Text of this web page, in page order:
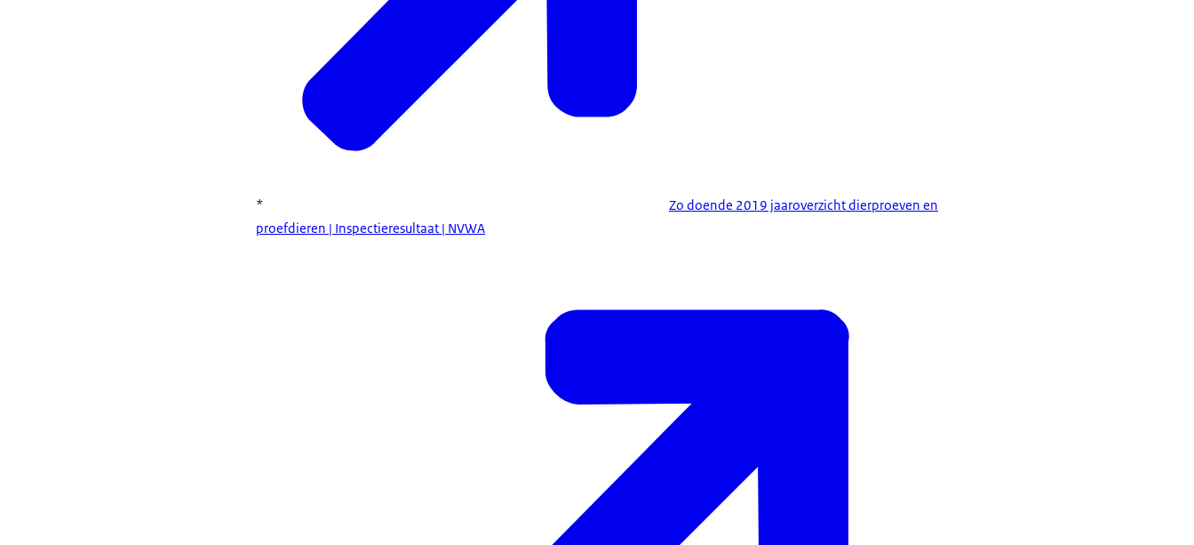
*
Zo doende 2019 jaaroverzicht dierproeven en
proefdieren | Inspectieresultaat | NVWA